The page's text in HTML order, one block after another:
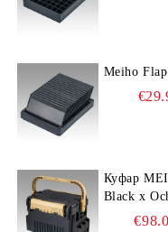
Meiho
Куфар
Black x